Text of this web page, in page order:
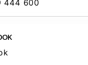
444 600